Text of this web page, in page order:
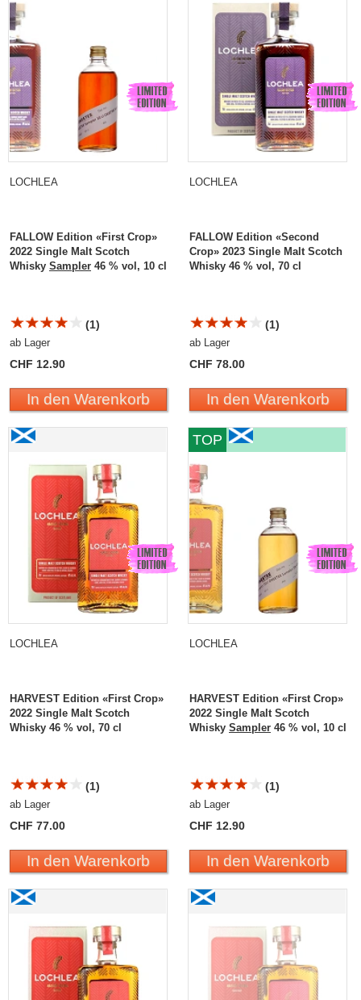
LOCHLEA
FALLOW Edition «First Crop»
2022 Single Malt Scotch
Whisky Sampler 46 % vol, 10 cl
(1)
ab Lager
CHF 12.90
In den Warenkorb
Single Malt Scotch Whisky
LOCHLEA
FALLOW Edition «Second
Crop» 2023 Single Malt Scotch
Whisky 46 % vol, 70 cl
(1)
ab Lager
CHF 78.00
In den Warenkorb
Lochlea HARVEST Edition «First Crop» 2022 Single
LOCHLEA
HARVEST Edition «First Crop»
2022 Single Malt Scotch
Whisky 46 % vol, 70 cl
(1)
ab Lager
CHF 77.00
In den Warenkorb
Lochlea HARVEST Edition
«First Crop» 2022 Single
Malt Scotch Whisky
Sampler
TOP
LOCHLEA
HARVEST Edition «First Crop»
2022 Single Malt Scotch
Whisky Sampler 46 % vol, 10 cl
(1)
ab Lager
CHF 12.90
In den Warenkorb
Lochlea HARVEST Edition «Second Crop» 2023
Lochlea HARVEST Edition
Malt Scotch Whisky